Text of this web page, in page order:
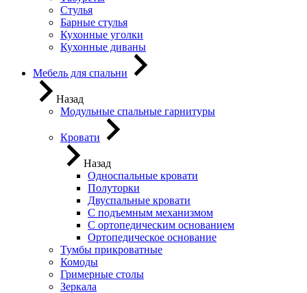
Стулья
Барные стулья
Кухонные уголки
Кухонные диваны
Мебель для спальни
Назад
Модульные спальные гарнитуры
Кровати
Назад
Односпальные кровати
Полуторки
Двуспальные кровати
С подъемным механизмом
С ортопедическим основанием
Ортопедическое основание
Тумбы прикроватные
Комоды
Гримерные столы
Зеркала